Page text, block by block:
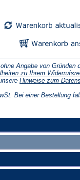
ohne Angabe von Gründen
zu Ihrem
Hinweise zum
Bei einer Bestellung